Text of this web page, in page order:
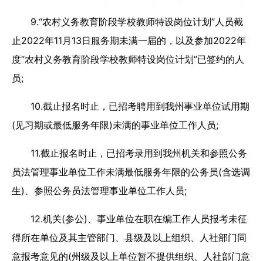
9.“农村义务教育阶段学校教师特设岗位计划”人员截
止2022年11月13日服务期未满一届的，以及参加2022年
度“农村义务教育阶段学校教师特设岗位计划”已签约的人
员;
10.截止报名时止，已招考聘用到我州事业单位试用期
(见习期或最低服务年限)未满的事业单位工作人员;
11.截止报名时止，已招考录用到我州机关和参照公务
员法管理事业单位工作未满最低服务年限的公务员(含选调
生)、参照公务员法管理事业单位工作人员;
12.机关(参公)、事业单位在职在编工作人员报考未征
得所在单位及其主管部门、县级及以上组织、人社部门同
意报考意见的(州级及以上单位暂不提供组织、人社部门意